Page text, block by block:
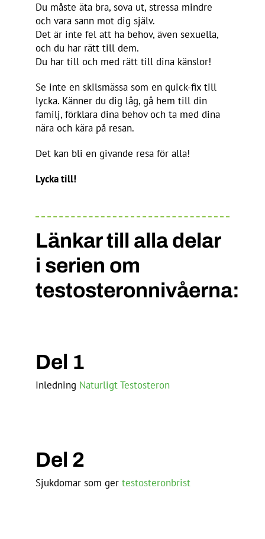
Du måste äta bra, sova ut, stressa mindre
och vara sann mot dig själv.
Det är inte fel att ha behov, även sexuella,
och du har rätt till dem.
Du har till och med rätt till dina känslor!
Se inte en skilsmässa som en quick-fix till
lycka. Känner du dig låg, gå hem till din
familj, förklara dina behov och ta med dina
nära och kära på resan.
Det kan bli en givande resa för alla!
Lycka till!
Länkar till alla delar
i serien om
testosteronnivåerna:
Del 1
Inledning Naturligt Testosteron
Del 2
Sjukdomar som ger testosteronbrist